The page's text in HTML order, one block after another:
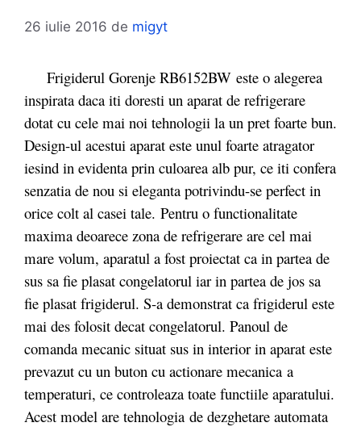
26 iulie 2016 de migyt
Frigiderul Gorenje RB6152BW este o alegerea
inspirata daca iti doresti un aparat de refrigerare
dotat cu cele mai noi tehnologii la un pret foarte bun.
Design-ul acestui aparat este unul foarte atragator
iesind in evidenta prin culoarea alb pur, ce iti confera
senzatia de nou si eleganta potrivindu-se perfect in
orice colt al casei tale. Pentru o functionalitate
maxima deoarece zona de refrigerare are cel mai
mare volum, aparatul a fost proiectat ca in partea de
sus sa fie plasat congelatorul iar in partea de jos sa
fie plasat frigiderul. S-a demonstrat ca frigiderul este
mai des folosit decat congelatorul. Panoul de
comanda mecanic situat sus in interior in aparat este
prevazut cu un buton cu actionare mecanica a
temperaturi, ce controleaza toate functiile aparatului.
Acest model are tehnologia de dezghetare automata